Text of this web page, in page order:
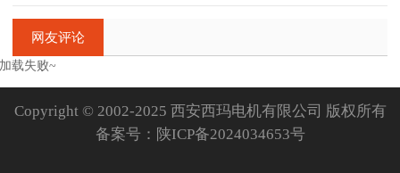
网友评论
加载失败~
Copyright © 2002-2025 西安西玛电机有限公司 版权所有
备案号： 陕ICP备2024034653号